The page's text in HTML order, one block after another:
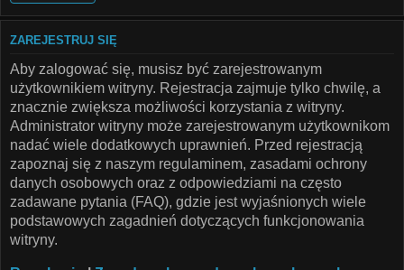
ZAREJESTRUJ SIĘ
Aby zalogować się, musisz być zarejestrowanym
użytkownikiem witryny. Rejestracja zajmuje tylko chwilę, a
znacznie zwiększa możliwości korzystania z witryny.
Administrator witryny może zarejestrowanym użytkownikom
nadać wiele dodatkowych uprawnień. Przed rejestracją
zapoznaj się z naszym regulaminem, zasadami ochrony
danych osobowych oraz z odpowiedziami na często
zadawane pytania (FAQ), gdzie jest wyjaśnionych wiele
podstawowych zagadnień dotyczących funkcjonowania
witryny.